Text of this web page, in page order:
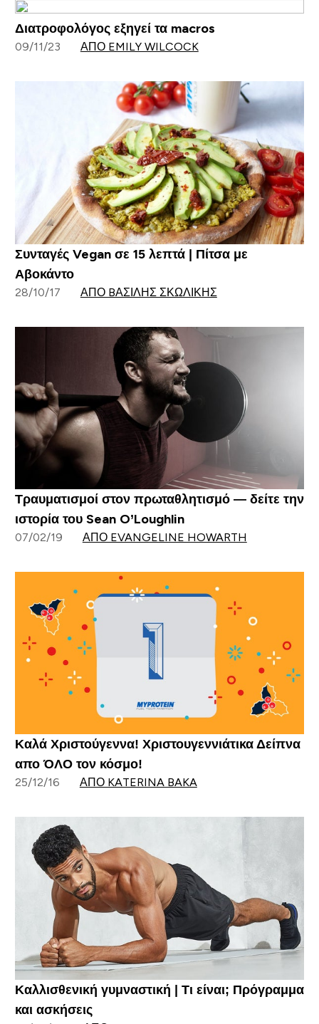
Διατροφολόγος εξηγεί τα macros
09/11/23 ΑΠΌ EMILY WILCOCK
Συνταγές Vegan σε 15 λεπτά | Πίτσα με
Αβοκάντο
28/10/17 ΑΠΌ BΑΣΊΛΗΣ ΣΚΩΛΊΚΗΣ
Τραυματισμοί στον πρωταθλητισμό — δείτε την
ιστορία του Sean O’Loughlin
07/02/19 ΑΠΌ EVANGELINE HOWARTH
Καλά Χριστούγεννα! Χριστουγεννιάτικα Δείπνα
απο ΌΛΟ τον κόσμο!
25/12/16 ΑΠΌ KATERINA BAKA
Καλλισθενική γυμναστική | Τι είναι; Πρόγραμμα
και ασκήσεις